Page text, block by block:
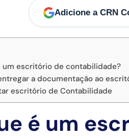
Adicione a CRN
um escritório de contabilidade?
a documentação ao
escritório de Contabilidade
é um